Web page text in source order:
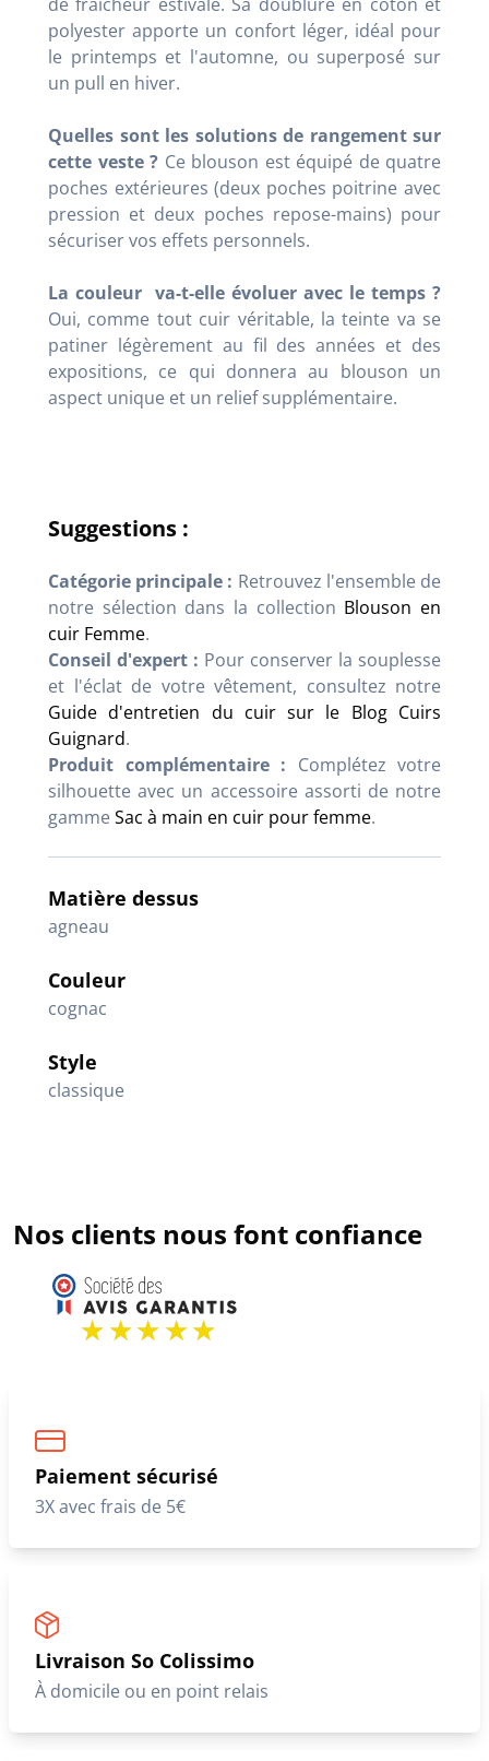
polyester apporte un confort léger, idéal pour
le printemps et l'automne, ou superposé sur
un pull en hiver.
Quelles sont les solutions de rangement sur
cette veste ? Ce blouson est équipé de quatre
poches extérieures (deux poches poitrine avec
pression et deux poches repose-mains) pour
sécuriser vos effets personnels.
La couleur va-t-elle évoluer avec le temps ?
Oui, comme tout cuir véritable, la teinte va se
patiner légèrement au fil des années et des
expositions, ce qui donnera au blouson un
aspect unique et un relief supplémentaire.
Suggestions :
Catégorie principale : Retrouvez l'ensemble de
notre sélection dans la collection Blouson en
cuir Femme.
Conseil d'expert : Pour conserver la souplesse
et l'éclat de votre vêtement, consultez notre
Guide d'entretien du cuir sur le Blog Cuirs
Guignard.
Produit complémentaire : Complétez votre
silhouette avec un accessoire assorti de notre
gammeSac à main en cuir pour femme.
Matière dessus
agneau
Couleur
cognac
Style
classique
Nos clients nous font confiance
Paiement sécurisé
3X avec frais de 5€
Livraison So Colissimo
À domicile ou en point relais